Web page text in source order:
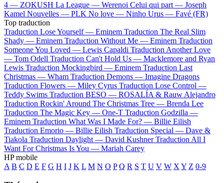
4 — ZOKUSH La League — Werenoi Celui qui part — Joseph
Kamel Nouvelles — PLK No love — Ninho Urus — Favé (FR)
Top traduction
Traduction Lose Yourself — Eminem Traduction The Real Slim
Shady — Eminem Traduction Without Me — Eminem Traduction
Someone You Loved — Lewis Capaldi Traduction Another Love
— Tom Odell Traduction Can't Hold Us — Macklemore and Ryan
Lewis Traduction Mockingbird — Eminem Traduction Last
Christmas — Wham Traduction Demons — Imagine Dragons
Traduction Flowers — Miley Cyrus Traduction Lose Control —
Teddy Swims Traduction BESO — ROSALÍA & Rauw Alejandro
Traduction Rockin' Around The Christmas Tree — Brenda Lee
Traduction The Magic Key — One-T Traduction Godzilla —
Eminem Traduction What Was I Made For? — Billie Eilish
Traduction Emorio — Billie Eilish Traduction Special — Dave &
Tiakola Traduction Daylight — David Kushner Traduction All I
Want For Christmas Is You — Mariah Carey
HP mobile
A B C D E F G H I J K L M N O P Q R S T U V W X Y Z 0-9